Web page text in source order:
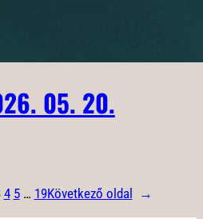
05. 20.
4 5 … 19Következő oldal →